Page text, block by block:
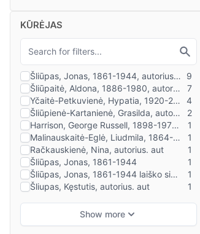
KŪRĖJAS